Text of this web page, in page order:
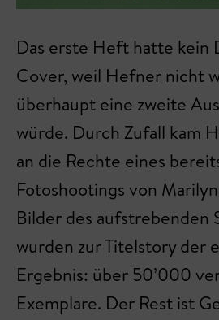
Das erste Heft hatte kein
Cover, weil Hefner nicht
überhaupt eine zweite
würde. Durch Zufall kam
an die Rechte eines
Fotoshootings von
Bilder des aufstrebenden
wurden zur Titelstory der
Ergebnis: über 50’000
Exemplare. Der Rest ist